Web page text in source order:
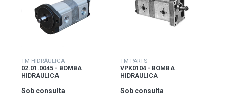
TM HIDRÁULICA
02.01.0045 - BOMBA
HIDRAULICA
Sob consulta
TM PARTS
VPK0104 - BOMBA
HIDRAULICA
Sob consulta